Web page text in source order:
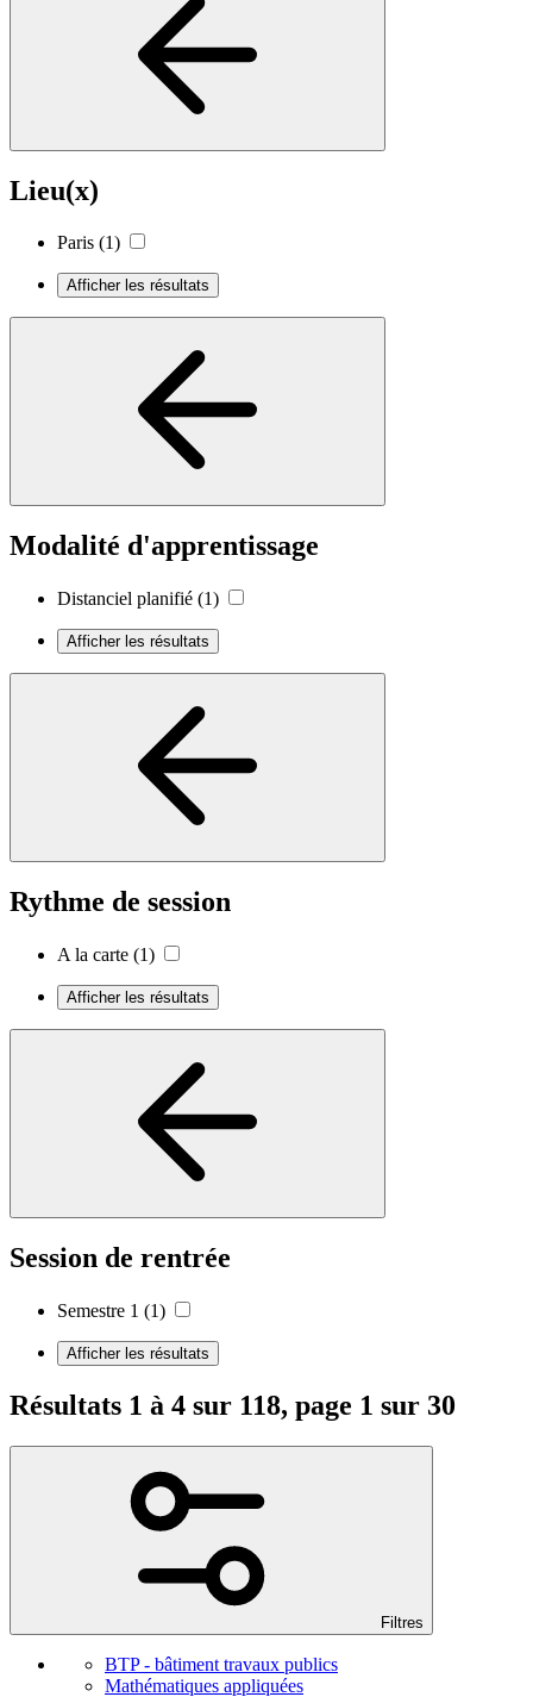
Lieu(x)
Paris (1)
Afficher les résultats
Modalité d'apprentissage
Distanciel planifié (1)
Afficher les résultats
Rythme de session
A la carte (1)
Afficher les résultats
Session de rentrée
Semestre 1 (1)
Afficher les résultats
Résultats 1 à 4 sur 118, page 1 sur 30
Filtres
BTP - bâtiment travaux publics
Mathématiques appliquées